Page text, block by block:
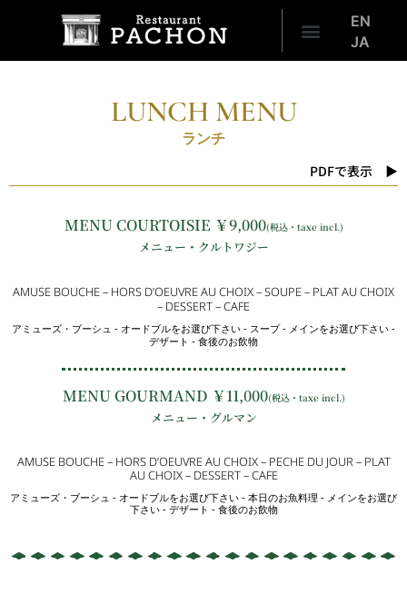
EN
JA
LUNCH MENU
ランチ
PDFで表示 ▶
MENU COURTOISIE ￥9,000(税込・taxe incl.)
メニュー・クルトワジー
AMUSE BOUCHE – HORS D’OEUVRE AU CHOIX – SOUPE – PLAT AU CHOIX
– DESSERT – CAFE
アミューズ・ブーシュ ‐ オードブルをお選び下さい ‐ スープ ‐ メインをお選び下さい ‐
デザート ‐ 食後のお飲物
MENU GOURMAND ￥11,000(税込・taxe incl.)
メニュー・グルマン
AMUSE BOUCHE – HORS D’OEUVRE AU CHOIX – PECHE DU JOUR – PLAT
AU CHOIX – DESSERT – CAFE
アミューズ・ブーシュ ‐ オードブルをお選び下さい ‐ 本日のお魚料理 ‐ メインをお選び
下さい ‐ デザート ‐ 食後のお飲物